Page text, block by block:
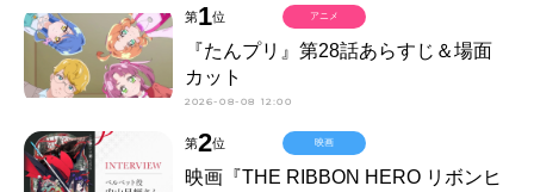
第1位
『たんプリ』第28話あらすじ＆場面
カット
2026-08-08 12:00
アニメ
第2位
映画『THE RIBBON HERO リボンヒ
映画